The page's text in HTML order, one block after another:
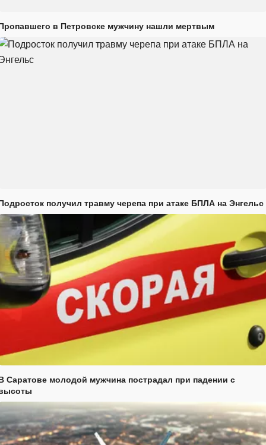
в Петровске мужчину нашли мертвым
получил травму черепа при атаке БПЛА на Энгельс
Саратове молодой мужчина пострадал при падении с